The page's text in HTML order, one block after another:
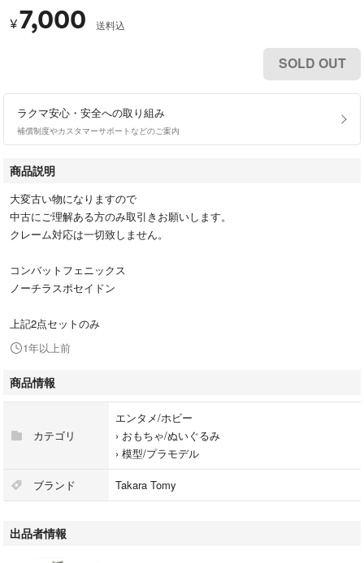
¥7,000 送料込
SOLD OUT
ラクマ安心・安全への取り組み
補償制度やカスタマーサポートなどのご案内
商品説明
大変古い物になりますので
中古にご理解ある方のみ取引きお願いします。
クレーム対応は一切致しません。
コンバットフェニックス
ノーチラスポセイドン
上記2点セットのみ
1年以上前
商品情報
カテゴリ
エンタメ/ホビー
› おもちゃ/ぬいぐるみ
› 模型/プラモデル
ブランド Takara Tomy
出品者情報